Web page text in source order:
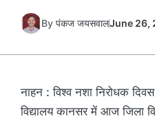
By पंकज जयसवालJune 26,
नाहन : विश्व नशा निरोधक
विद्यालय कानसर में आज जिला